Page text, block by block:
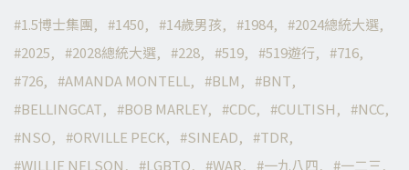
1.5博士集團 1450 14歲男孩 1984
2024總統大選
2025
2028總統大選 228 519 519遊行
716
726
AMANDA MONTELL BLM
BNT
BELLINGCAT
BOB MARLEY CDC CULTISH
NCC
NSO
ORVILLE PECK SINEAD
TDR
WILLIE NELSON
LGBTQ WAR 一九八四
一二三